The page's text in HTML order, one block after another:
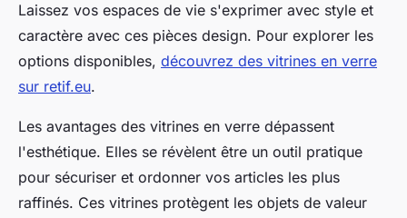
Laissez vos espaces de vie s'exprimer avec style et
caractère avec ces pièces design. Pour explorer les
options disponibles, découvrez des vitrines en verre
sur retif.eu.
Les avantages des vitrines en verre dépassent
l'esthétique. Elles se révèlent être un outil pratique
pour sécuriser et ordonner vos articles les plus
raffinés. Ces vitrines protègent les objets de valeur